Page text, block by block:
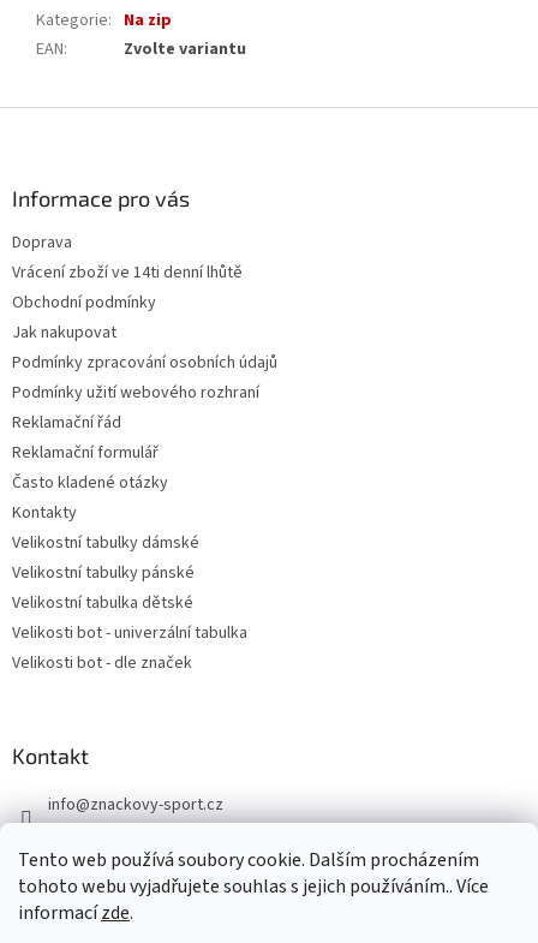
Tento web používá soubory cookie. Dalším procházením
tohoto webu vyjadřujete souhlas s jejich používáním.. Více
informacízde.
Kategorie: Na zip
EAN: Zvolte variantu
Informace pro vás
Doprava
Vrácení zboží ve 14ti denní lhůtě
Obchodní podmínky
Jak nakupovat
Podmínky zpracování osobních údajů
Podmínky užití webového rozhraní
Reklamační řád
Reklamační formulář
Často kladené otázky
Kontakty
Velikostní tabulky dámské
Velikostní tabulky pánské
Velikostní tabulka dětské
Velikosti bot - univerzální tabulka
Velikosti bot - dle značek
Kontakt
info@znackovy-sport.cz